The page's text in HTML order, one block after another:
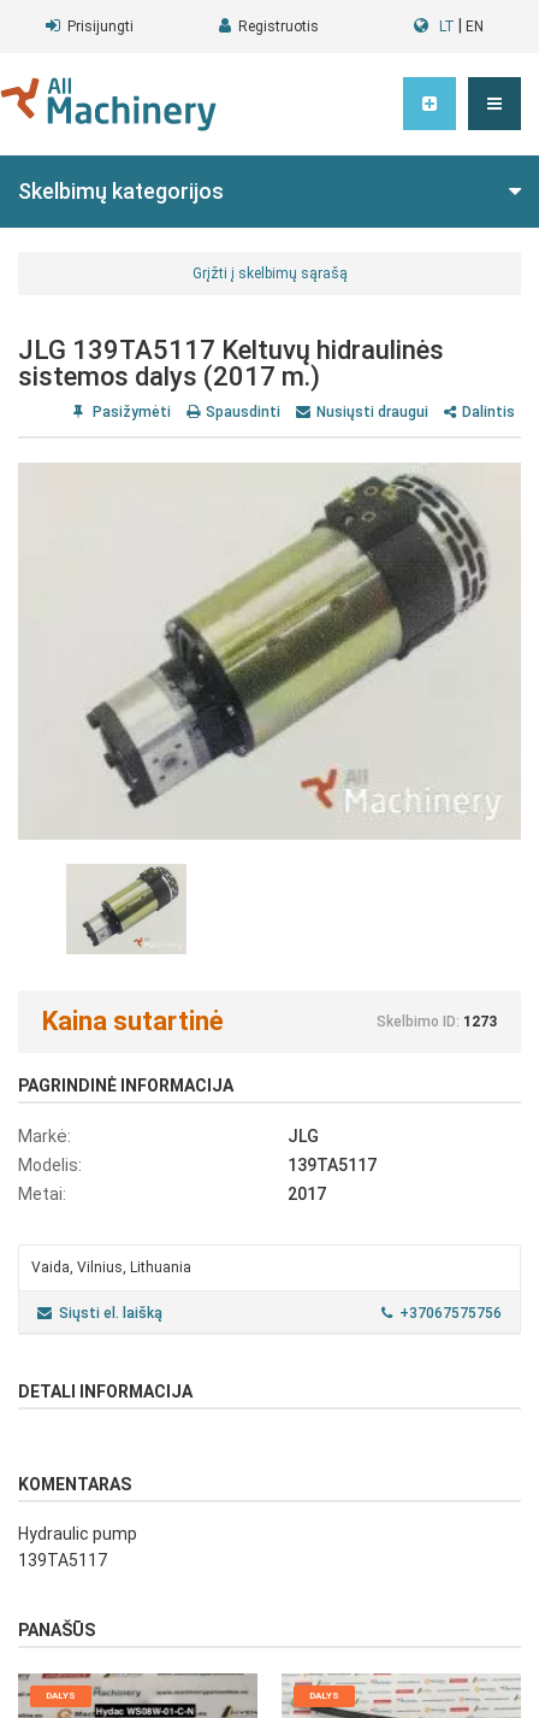
Prisijungti Registruotis LT EN
Skelbimų kategorijos
Grįžti į skelbimų sąrašą
JLG 139TA5117 Keltuvų hidraulinės
sistemos dalys (2017 m.)
Pasižymėti Spausdinti Nusiųsti draugui Dalintis
Kaina sutartinė Skelbimo ID: 1273
PAGRINDINĖ INFORMACIJA
Markė:
JLG
Modelis:
139TA5117
Metai:
2017
Vaida, Vilnius, Lithuania
Siųsti el. laišką +37067575756
DETALI INFORMACIJA
KOMENTARAS
Hydraulic pump
139TA5117
PANAŠŪS
DALYS DALYS